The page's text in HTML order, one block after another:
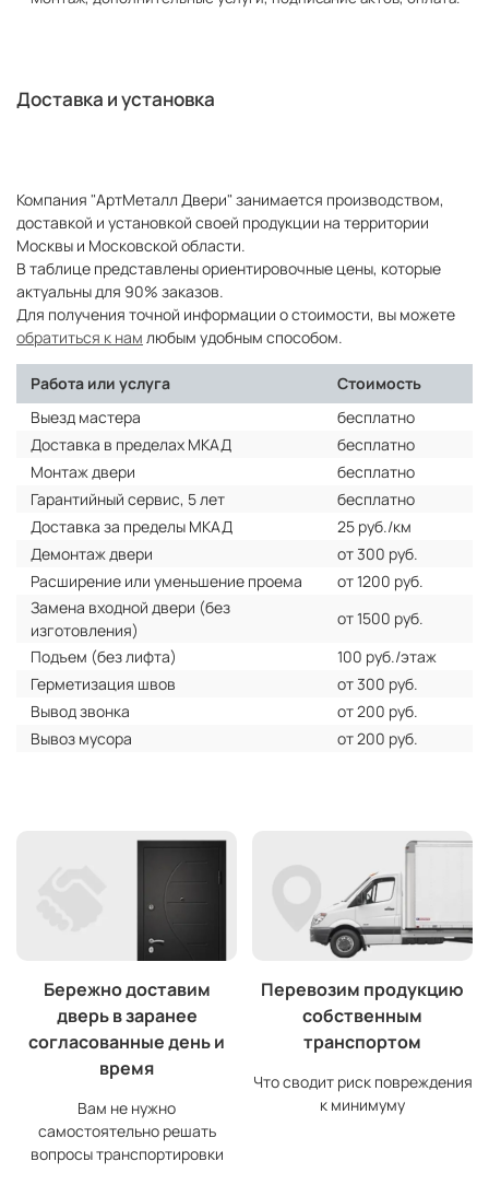
Доставка и установка
Компания "АртМеталл Двери" занимается производством,
доставкой и установкой своей продукции на территории
Москвы и Московской области.
В таблице представлены ориентировочные цены, которые
актуальны для 90% заказов.
Для получения точной информации о стоимости, вы можете
обратиться к нам любым удобным способом.
Работа или услуга
Стоимость
Выезд мастера
бесплатно
Доставка в пределах МКАД
бесплатно
Монтаж двери
бесплатно
Гарантийный сервис, 5 лет
бесплатно
Доставка за пределы МКАД
25 руб./км
Демонтаж двери
от 300 руб.
Расширение или уменьшение проема
от 1200 руб.
Замена входной двери (без
изготовления)
от 1500 руб.
Подъем (без лифта)
100 руб./этаж
Герметизация швов
от 300 руб.
Вывод звонка
от 200 руб.
Вывоз мусора
от 200 руб.
Бережно доставим
дверь в заранее
согласованные день и
время
Вам не нужно
самостоятельно решать
вопросы транспортировки
Перевозим продукцию
собственным
транспортом
Что сводит риск повреждения
к минимуму